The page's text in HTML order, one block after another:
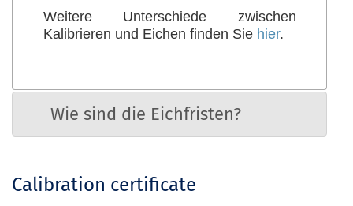
Weitere Unterschiede zwischen
Kalibrieren und Eichen finden Sie hier.
Wie sind die Eichfristen?
Calibration certificate